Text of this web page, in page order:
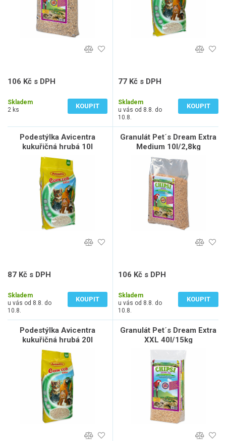
106 Kč s DPH
Skladem
2 ks
KOUPIT
77 Kč s DPH
Skladem
u vás od 8.8. do
10.8.
KOUPIT
Podestýlka Avicentra
kukuřičná hrubá 10l
87 Kč s DPH
Skladem
u vás od 8.8. do
10.8.
KOUPIT
Granulát Pet´s Dream Extra
Medium 10l/2,8kg
106 Kč s DPH
Skladem
u vás od 8.8. do
10.8.
KOUPIT
Podestýlka Avicentra
kukuřičná hrubá 20l
Granulát Pet´s Dream Extra
XXL 40l/15kg